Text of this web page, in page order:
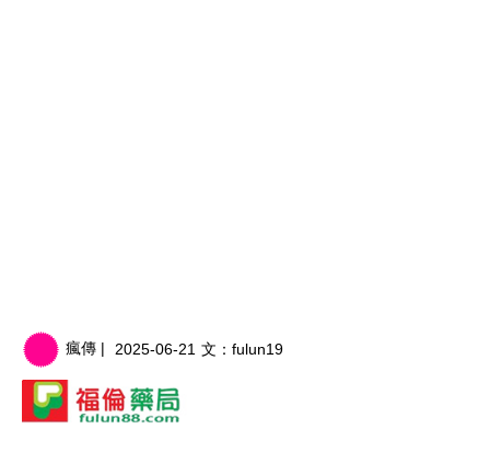
瘋傳 | 2025-06-21 文： fulun19